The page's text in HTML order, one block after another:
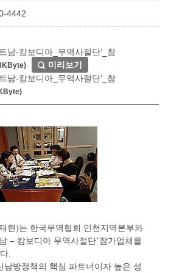
4442
남-캄보디아_무역사절단’_참
미리보기
남-캄보디아_무역사절단’_참
현)는 한국무역협회 인천지역본부와
– 캄보디아 무역사절단’참가업체를
남방정책의 핵심 파트너이자 높은 성